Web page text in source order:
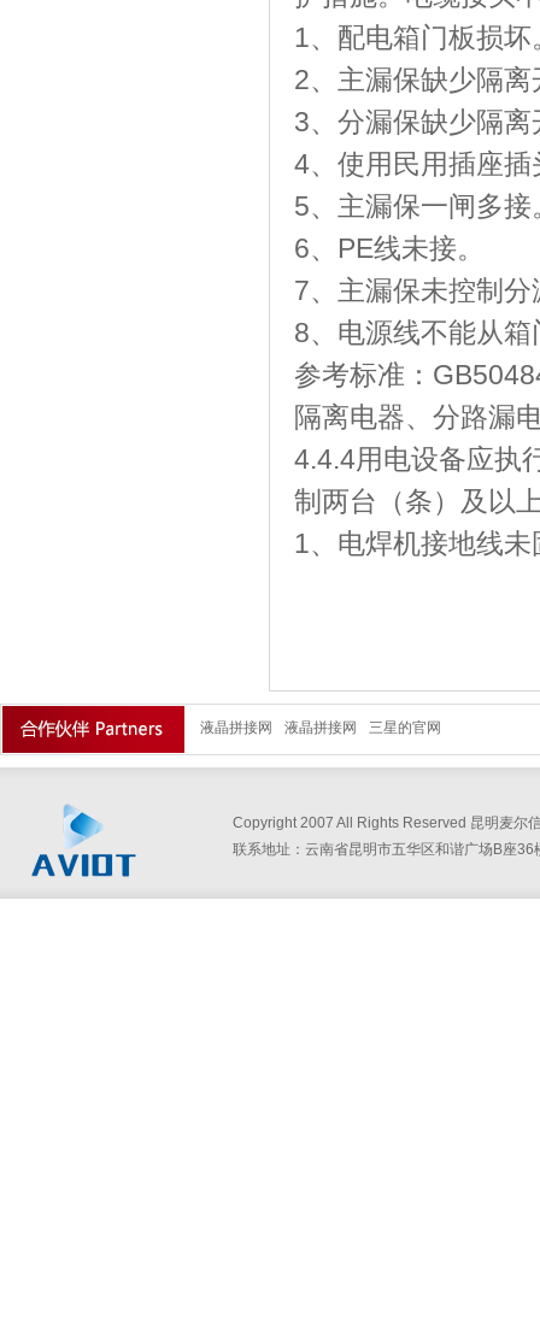
1、配电箱门板损
2、主漏保缺少隔
3、分漏保缺少隔
4、使用民用插座
5、主漏保一闸多
6、PE线未接。
7、主漏保未控制分
8、电源线不能从
参考标准：
隔离电器、分路漏
4.4.4用电设备应执
制两台（条）及以
1、电焊机接地线未
液晶拼接网 液晶拼接网 三星的官网
Copyright 2007 All Rights Reserved 昆明麦尔
联系地址：云南省昆明市五华区和谐广场B座